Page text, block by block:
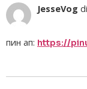
JesseVog
пин ап: https://